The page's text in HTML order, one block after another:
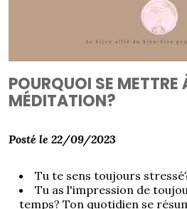
POURQUOI SE METTRE
MÉDITATION?
Posté le 22/09/2023
Tu te sens toujours
Tu as l'impression de
temps? Ton quotidien se